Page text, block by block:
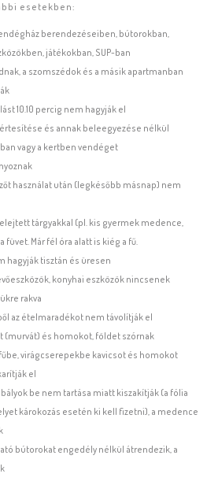
esetekben:
berendezéseiben, bútorokban,
játékokban, SUP-ban
a szomszédok és a másik apartmanban
10.10 percig nem hagyják el
és annak beleegyezése nélkül
vagy a kertben vendéget
használat után (legkésőbb másnap) nem
tárgyakkal (pl. kis gyermek medence,
Már fél óra alatt is kiég a fű.
hagyják tisztán és üresen
konyhai eszközök nincsenek
rakva
az ételmaradékot nem távolítják el
(murvát) és homokot, földet szórnak
virágcserepekbe kavicsot és homokot
el
be nem tartása miatt kiszakítják (a fólia
károkozás esetén ki kell fizetni), a medence
bútorokat engedély nélkül átrendezik, a